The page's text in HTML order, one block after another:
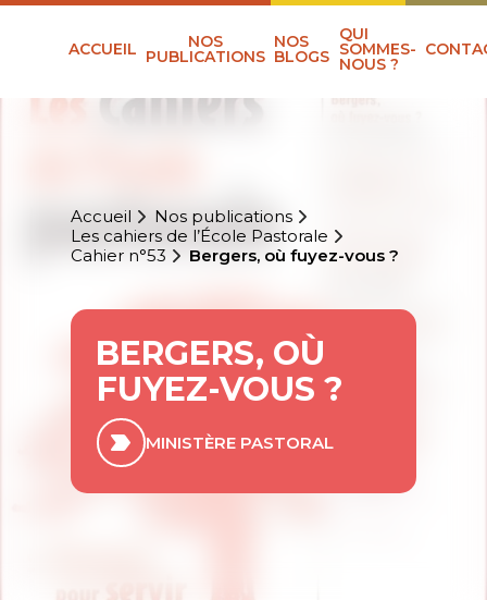
ACCUEIL NOS
PUBLICATIONS
NOS
BLOGS
QUI
SOMMES-
NOUS ?
Accueil
Nos publications
Les cahiers de l’École Pastorale
Cahier n°53
Bergers, où fuyez-vous ?
BERGERS, OÙ
FUYEZ-VOUS ?
MINISTÈRE PASTORAL